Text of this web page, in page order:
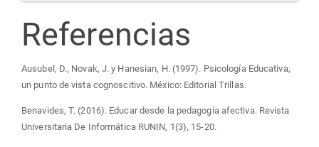
Referencias
Ausubel, D., Novak, J. y Hanesian, H. (1997). Psicología Educativa,
un punto de vista cognoscitivo. México: Editorial Trillas.
Benavides, T. (2016). Educar desde la pedagogía afectiva. Revista
Universitaria De Informática RUNIN, 1(3), 15-20.